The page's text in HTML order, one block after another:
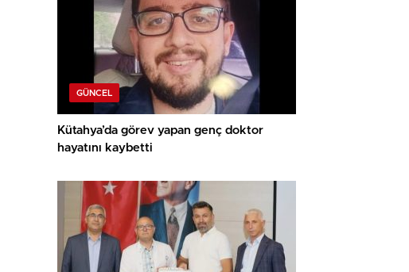
GÜNCEL
Kütahya’da görev yapan genç doktor
hayatını kaybetti